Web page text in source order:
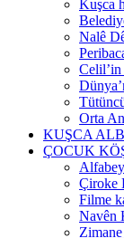
Kuşca
Nalê
Celil’in
Orta
KUŞCA
ÇOCUK
Çiroke
Filme
Navên